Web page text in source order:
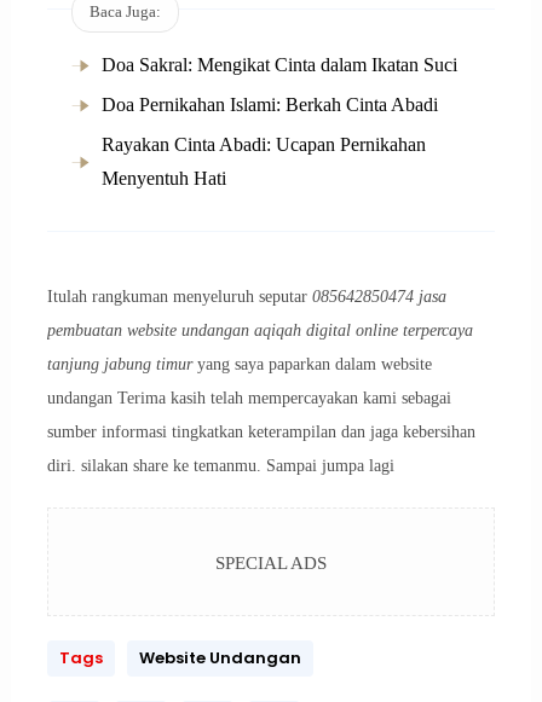
Baca Juga:
Doa Sakral: Mengikat Cinta dalam Ikatan Suci
Doa Pernikahan Islami: Berkah Cinta Abadi
Rayakan Cinta Abadi: Ucapan Pernikahan
Menyentuh Hati
Itulah rangkuman menyeluruh seputar 085642850474 jasa
pembuatan website undangan aqiqah digital online terpercaya
tanjung jabung timuryang saya paparkan dalam website
undangan Terima kasih telah mempercayakan kami sebagai
sumber informasi tingkatkan keterampilan dan jaga kebersihan
diri. silakan share ke temanmu. Sampai jumpa lagi
SPECIAL ADS
Tags Website Undangan